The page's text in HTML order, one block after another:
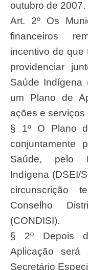
outubro de 2007.
Art. 2º Os
financeiros
incentivo de que
providenciar
Saúde Indígena
um Plano de
ações e
§ 1º O Plano
conjuntamente
Saúde, pelo
Indígena (DSEI/
circunscrição
Conselho
(CONDISI).
§ 2º Depois
Aplicação será
Secretário